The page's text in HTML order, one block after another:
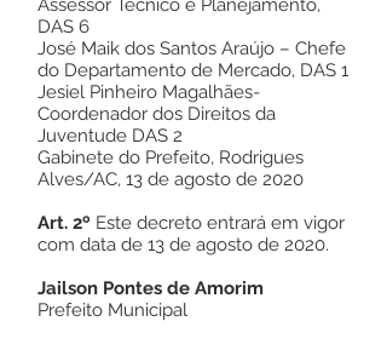
Assessor Técnico e Planejamento,
DAS 6
José Maik dos Santos Araújo – Chefe
do Departamento de Mercado, DAS 1
Jesiel Pinheiro Magalhães-
Coordenador dos Direitos da
Juventude DAS 2
Gabinete do Prefeito, Rodrigues
Alves/AC, 13 de agosto de 2020
Art. 2º Este decreto entrará em vigor
com data de 13 de agosto de 2020.
Jailson Pontes de Amorim
Prefeito Municipal